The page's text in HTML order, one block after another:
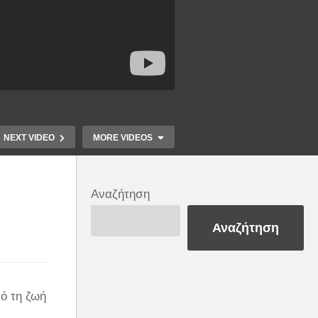
NEXT VIDEO MORE VIDEOS
Ο τύπος (φορτώνει)
δευτερόλεπτα!
τη ζωή
Αναζήτηση
Αναζήτηση